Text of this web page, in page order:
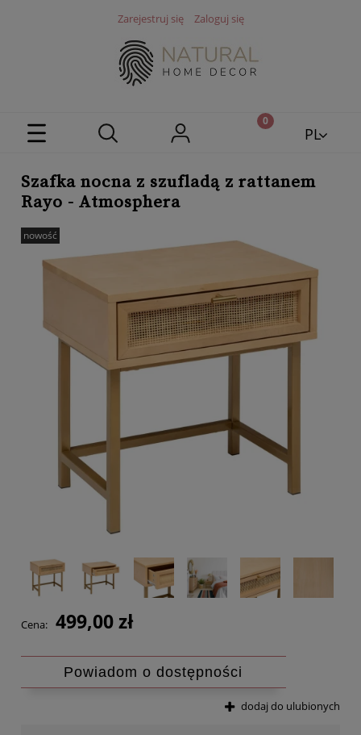
Zarejestruj się Zaloguj się
PL
Szafka nocna z szufladą z rattanem
Rayo - Atmosphera
nowość
Cena: 499,00 zł
Powiadom o dostępności
dodaj do ulubionych